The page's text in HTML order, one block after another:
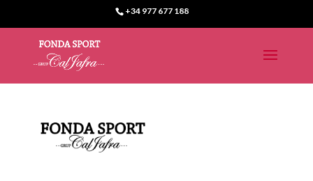
+34 977 677 188